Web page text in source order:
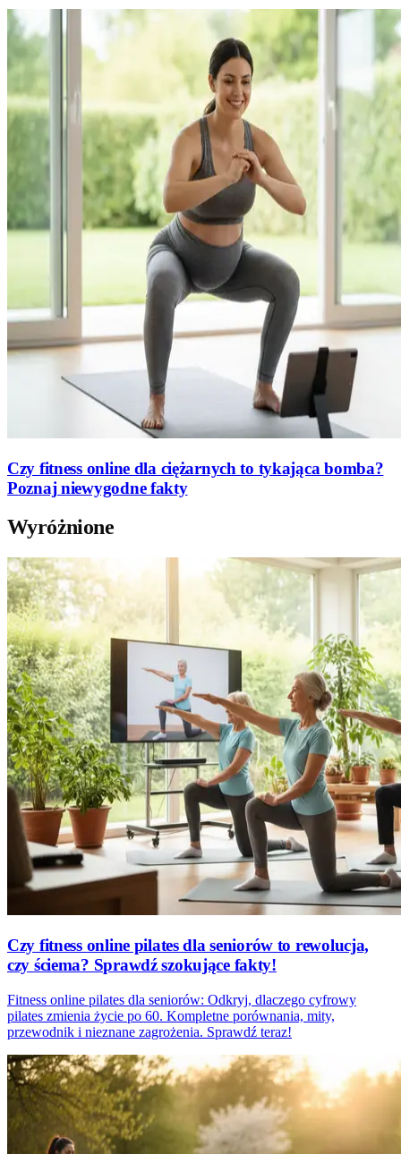
Czy fitness online dla ciężarnych to tykająca bomba?
Poznaj niewygodne fakty
Wyróżnione
Czy fitness online pilates dla seniorów to rewolucja,
czy ściema? Sprawdź szokujące fakty!
Fitness online pilates dla seniorów: Odkryj, dlaczego cyfrowy
pilates zmienia życie po 60. Kompletne porównania, mity,
przewodnik i nieznane zagrożenia. Sprawdź teraz!